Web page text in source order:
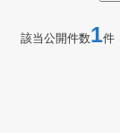
該当公開件数1件